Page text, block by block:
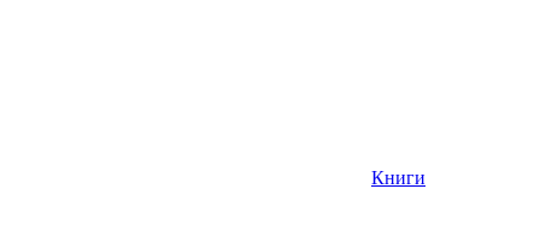
Книги